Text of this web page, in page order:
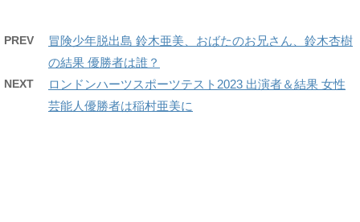
PREV
冒険少年脱出島 鈴木亜美、おばたのお兄さん、鈴木杏樹
の結果 優勝者は誰？
NEXT
ロンドンハーツスポーツテスト2023 出演者＆結果 女性
芸能人優勝者は稲村亜美に